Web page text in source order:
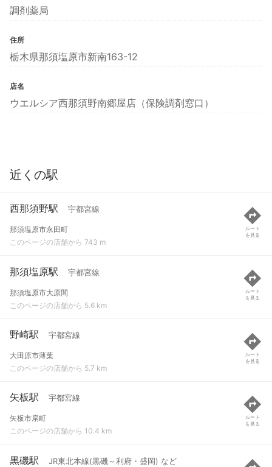
調剤薬局
住所
栃木県那須塩原市新南163-12
店名
ウエルシア西那須野南郷屋店（保険調剤窓口）
近くの駅
西那須野駅 宇都宮線
那須塩原市永田町
このページの店舗から 743 m
ルート
を見る
那須塩原駅 宇都宮線
那須塩原市大原間
このページの店舗から 5.6 km
ルート
を見る
野崎駅 宇都宮線
大田原市薄葉
このページの店舗から 5.7 km
ルート
を見る
矢板駅 宇都宮線
矢板市扇町
このページの店舗から 10.4 km
ルート
を見る
黒磯駅 JR東北本線(黒磯～利府・盛岡) など